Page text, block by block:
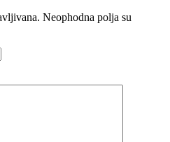
Neophodna polja su